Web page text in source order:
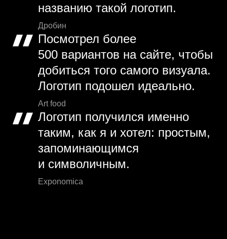
названию такой логотип.
Дробин
Посмотрел более
500 вариантов на сайте, чтобы
добиться того самого визуала.
Логотип подошел идеально.
Art food
Логотип получился именно
таким, как я и хотел: простым,
запоминающимся
и символичным.
Exponomica